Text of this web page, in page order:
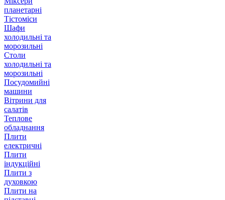
планетарні
Тістоміси
Шафи
холодильні та
морозильні
Столи
холодильні та
морозильні
Посудомийні
машини
Вітрини для
салатів
Теплове
обладнання
Плити
електричні
Плити
індукційні
Плити з
духовкою
Плити на